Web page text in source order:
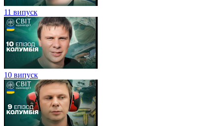
11 випуск
10 випуск